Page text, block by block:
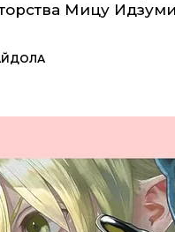
Мицу